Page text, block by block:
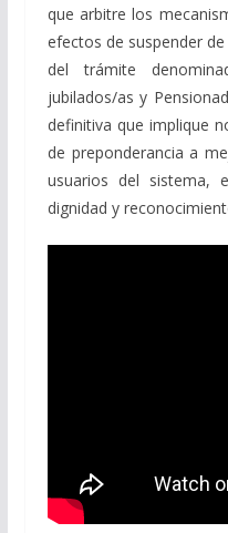
que arbitre los
efectos de suspender
del trámite
jubilados/as y
definitiva que implique
de preponderancia a
usuarios del
dignidad y